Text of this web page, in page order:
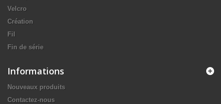
Velcro
Création
Fil
Fin de série
Informations
Nouveaux produits
Contactez-nous